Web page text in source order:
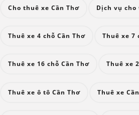
Cho thuê xe Cần Thơ Dịch vụ
Thuê xe 4 chỗ Cần Thơ Thuê xe 7
Thuê xe 16 chỗ Cần Thơ Thuê xe
Thuê xe ô tô Cần Thơ Thuê xe